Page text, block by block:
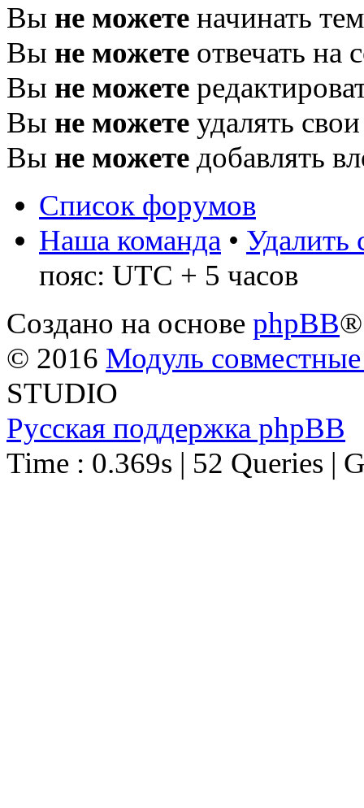
Вы не можете начинать
Вы не можете отвечать на
Вы не можете
Вы не можете удалять
Вы не можете добавлять
Список форумов
Наша команда • Удалить
пояс: UTC + 5 часов
Создано на основе phpBB®
© 2016 Модуль
STUDIO
Русская поддержка phpBB
Time : 0.369s | 52 Queries |